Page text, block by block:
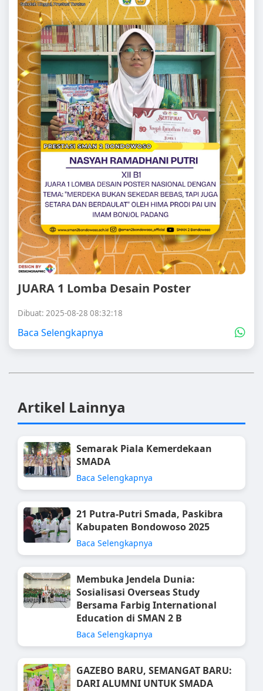
JUARA 1 Lomba Desain Poster
Dibuat: 2025-08-28 08:32:18
Baca Selengkapnya
Artikel Lainnya
Semarak Piala Kemerdekaan
SMADA
Baca Selengkapnya
21 Putra-Putri Smada, Paskibra
Kabupaten Bondowoso 2025
Baca Selengkapnya
Membuka Jendela Dunia:
Sosialisasi Overseas Study
Bersama Farbig International
Education di SMAN 2 B
Baca Selengkapnya
GAZEBO BARU, SEMANGAT BARU:
DARI ALUMNI UNTUK SMADA